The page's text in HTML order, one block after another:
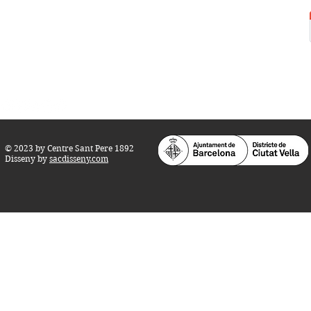
© 2023 by Centre Sant Pere 1892
Disseny by sacdisseny.com